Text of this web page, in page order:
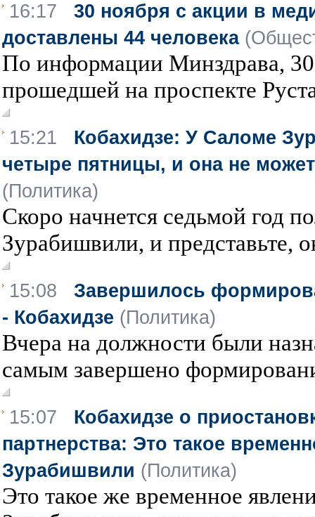
16:17 30 ноября с акции в
доставлены 44 человека
По информации Минздрава, 30
прошедшей на проспекте
15:21 Кобахидзе: У Саломе
четыре пятницы, и она не
(Политика)
Скоро начнется седьмой год
Зурабишвили, и представьте,
15:08 Завершилось
- Кобахидзе (Политика)
Вчера на должности были
самым завершено
15:07 Кобахидзе о
партнерства: Это такое
Зурабишвили (Политика)
Это такое же временное